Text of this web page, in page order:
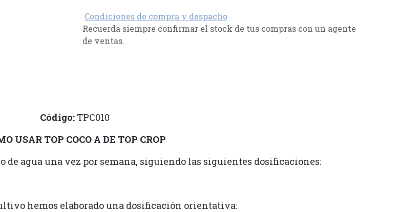
Condiciones de compra y despacho
Recuerda siempre confirmar el stock de tus compras con un agente
de ventas.
Código: TPC010
USAR TOP COCO A DE TOP CROP
de agua una vez por semana, siguiendo las siguientes dosificaciones:
hemos elaborado una dosificación orientativa: